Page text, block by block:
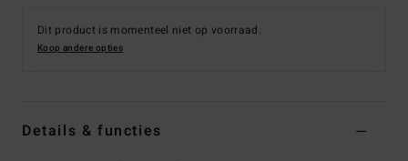
Dit product is momenteel niet op voorraad.
Koop andere opties
Details & functies